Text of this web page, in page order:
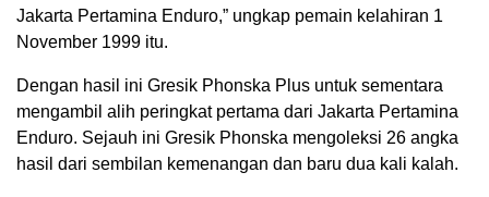
Jakarta Pertamina Enduro,” ungkap pemain kelahiran 1
November 1999 itu.
Dengan hasil ini Gresik Phonska Plus untuk sementara
mengambil alih peringkat pertama dari Jakarta Pertamina
Enduro. Sejauh ini Gresik Phonska mengoleksi 26 angka
hasil dari sembilan kemenangan dan baru dua kali kalah.